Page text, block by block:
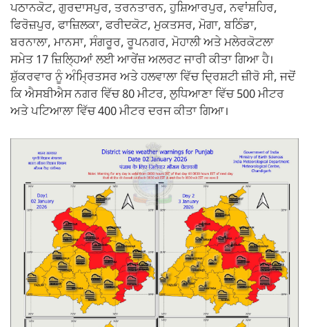
ਪਠਾਨਕੋਟ, ਗੁਰਦਾਸਪੁਰ, ਤਰਨਤਾਰਨ, ਹੁਸ਼ਿਆਰਪੁਰ, ਨਵਾਂਸ਼ਹਿਰ,
ਫਿਰੋਜ਼ਪੁਰ, ਫਾਜ਼ਿਲਕਾ, ਫਰੀਦਕੋਟ, ਮੁਕਤਸਰ, ਮੋਗਾ, ਬਠਿੰਡਾ,
ਬਰਨਾਲਾ, ਮਾਨਸਾ, ਸੰਗਰੂਰ, ਰੂਪਨਗਰ, ਮੋਹਾਲੀ ਅਤੇ ਮਲੇਰਕੋਟਲਾ
ਸਮੇਤ 17 ਜ਼ਿਲ੍ਹਿਆਂ ਲਈ ਆਰੇਂਜ਼ ਅਲਰਟ ਜਾਰੀ ਕੀਤਾ ਗਿਆ ਹੈ।
ਸ਼ੁੱਕਰਵਾਰ ਨੂੰ ਅੰਮ੍ਰਿਤਸਰ ਅਤੇ ਹਲਵਾਲਾ ਵਿੱਚ ਦ੍ਰਿਸ਼ਟੀ ਜ਼ੀਰੋ ਸੀ, ਜਦੋਂ
ਕਿ ਐਸਬੀਐਸ ਨਗਰ ਵਿੱਚ 80 ਮੀਟਰ, ਲੁਧਿਆਣਾ ਵਿੱਚ 500 ਮੀਟਰ
ਅਤੇ ਪਟਿਆਲਾ ਵਿੱਚ 400 ਮੀਟਰ ਦਰਜ ਕੀਤਾ ਗਿਆ।